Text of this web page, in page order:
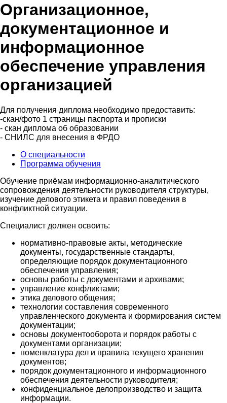
Организационное,
документационное и
информационное
обеспечение управления
организацией
Для получения диплома необходимо предоставить:
-скан/фото 1 страницы паспорта и прописки
- скан диплома об образовании
- СНИЛС для внесения в ФРДО
О специальности
Программа обучения
Обучение приёмам информационно-аналитического
сопровождения деятельности руководителя структуры,
изучение делового этикета и правил поведения в
конфликтной ситуации.
Специалист должен освоить:
нормативно-правовые акты, методические
документы, государственные стандарты,
определяющие порядок документационного
обеспечения управления;
основы работы с документами и архивами;
управление конфликтами;
этика делового общения;
технологии составления современного
управленческого документа и формирования систем
документации;
основы документооборота и порядок работы с
документами организации;
номенклатура дел и правила текущего хранения
документов;
порядок документационного и информационного
обеспечения деятельности руководителя;
конфиденциальное делопроизводство и защита
информации.